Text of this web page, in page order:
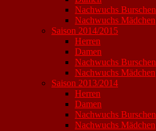
Nachwuchs Burschen
Nachwuchs Mädchen
Saison 2014/2015
Herren
Damen
Nachwuchs Burschen
Nachwuchs Mädchen
Saison 2013/2014
Herren
Damen
Nachwuchs Burschen
Nachwuchs Mädchen